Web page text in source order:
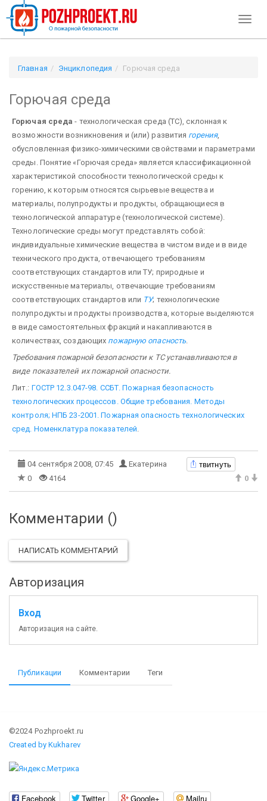
Главная Энциклопедия Горючая среда
Горючая среда
Горючая среда - технологическая среда (ТС), склонная к
возможности возникновения и (или) развития горения,
обусловленная физико-химическими свойствами и параметрами
среды. Понятие «Горючая среда» является классификационной
характеристикой способности технологической среды к
горению, к которым относятся сырьевые вещества и
материалы, полупродукты и продукты, обращающиеся в
технологической аппаратуре (технологической системе).
Технологические среды могут представлять собой:
индивидуальные химические вещества в чистом виде и в виде
технического продукта, отвечающего требованиям
соответствующих стандартов или ТУ; природные и
искусственные материалы, отвечающие требованиям
соответствующих стандартов или ТУ; технологические
полупродукты и продукты производства, которые выделяются
в виде самостоятельных фракций и накапливаются в
количествах, создающих пожарную опасность
Требования пожарной безопасности к ТС устанавливаются в
виде показателей их пожарной опасности.
Лит.: ГОСТР 12.3.047-98. ССБТ. Пожарная безопасность
технологических процессов. Общие требования. Методы
контроля; НПБ 23-2001. Пожарная опасность технологических
сред. Номенклатура показателей
04 сентября 2008, 07:45 Екатерина твитнуть
0 4164 0
Комментарии ()
НАПИСАТЬ КОММЕНТАРИЙ
Авторизация
Вход
Авторизация на сайте.
Публикации Комментарии Теги
©2024 Pozhproekt.ru
Created by Kukharev
Facebook Twitter Google+ Mailru